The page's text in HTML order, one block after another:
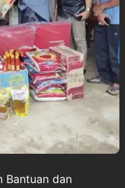
Bantuan dan